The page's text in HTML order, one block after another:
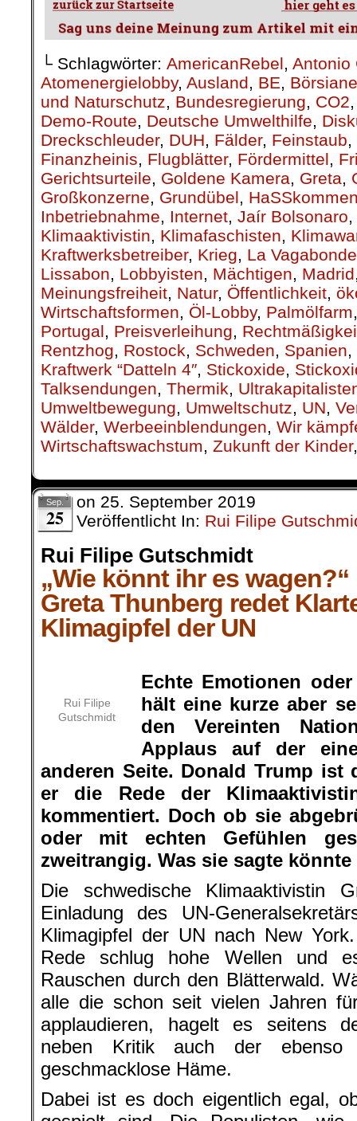
└ Schlagwörter: AmericanRebel, Antonio
Atomenergielobby, Ausland, BE,
und Naturschutz, Bundesregierung, CO2
Demo-Route, Deutsche Umwelthilfe,
Dreckschleuder, DUH, Fälder, Feinstaub,
Finanzheinis, Flugblätter, Fördermittel,
Gerichtsurteile, Goldene Kamera, Greta,
Großkonzerne, Grundübel,
Inbetriebnahme, Internet, Jaír Bolsonaro,
Klimaaktivistin, Klimafaschisten,
Kraftwerksbetreiber, Krieg, La Vagabonde
Lissabon, Lobbyisten, Mächtigen, Madrid
Meinungsfreiheit, Natur, Öffentlichkeit,
Wirtschaftsformen, Öl-Lobby, Palmölfarm
Portugal, Preisverleihung,
Rentzhog, Rostock, Schweden, Spanien,
Kraftwerk “Datteln 4″, Stickoxide,
Talksendungen, Thermik,
Umweltbewegung, Umweltschutz, UN,
Wälder, Werbeeinblendungen, Wir
Wirtschaftswachstum, Zukunft der Kinder
Sep.
25
on 25. September 2019
Veröffentlicht In: Rui Filipe
Rui Filipe Gutschmidt
„Wie könnt ihr es wagen?“
Greta Thunberg redet
Klimagipfel der UN
Rui Filipe
Gutschmidt
Echte Emotionen
hält eine kurze aber
den Vereinten
Applaus auf der
anderen Seite. Donald Trump ist
er die Rede der
kommentiert. Doch ob sie
oder mit echten Gefühlen
zweitrangig. Was sie sagte
Die schwedische Klimaaktivistin
Einladung des UN-
Klimagipfel der UN nach New
Rede schlug hohe Wellen und
Rauschen durch den Blätterwald.
alle die schon seit vielen Jahren
applaudieren, hagelt es seitens
neben Kritik auch der
geschmacklose Häme.
Dabei ist es doch eigentlich egal,